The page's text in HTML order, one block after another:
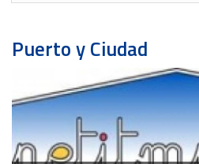
Puerto y Ciudad